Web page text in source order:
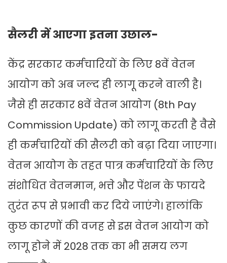
सैलरी में आएगा इतना उछाल-
केंद्र सरकार कर्मचारियों के लिए 8वें वेतन
आयोग को अब जल्द ही लागू करने वाली है।
जैसे ही सरकार 8वें वेतन आयोग (8th Pay
Commission Update) को लागू करती है वैसे
ही कर्मचारियों की सैलरी को बढ़ा दिया जाएगा।
वेतन आयोग के तहत पात्र कर्मचारियों के लिए
संशोधित वेतनमान, भत्ते और पेंशन के फायदे
तुरंत रूप से प्रभावी कर दिये जाएंगे। हालांकि
कुछ कारणों की वजह से इस वेतन आयोग को
लागू होने में 2028 तक का भी समय लग